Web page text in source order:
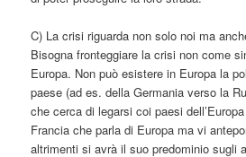
C) La crisi riguarda non solo noi ma
Bisogna fronteggiare la crisi non come
Europa. Non può esistere in Europa la
paese (ad es. della Germania verso la
che cerca di legarsi coi paesi
Francia che parla di Europa ma vi
altrimenti si avrà il suo predominio sugli